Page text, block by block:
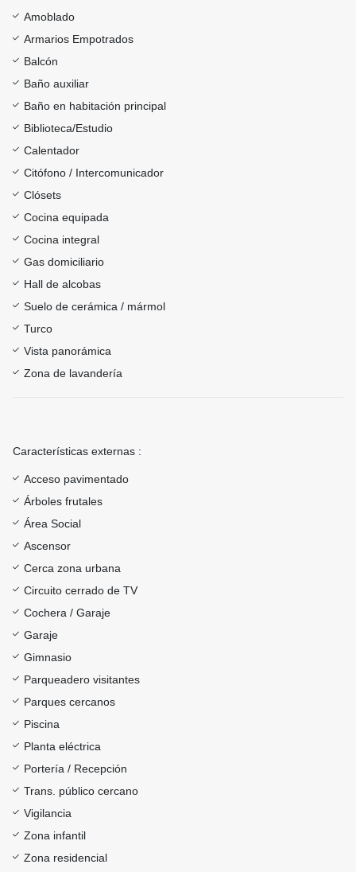
Amoblado
Armarios Empotrados
Balcón
Baño auxiliar
Baño en habitación principal
Biblioteca/Estudio
Calentador
Citófono / Intercomunicador
Clósets
Cocina equipada
Cocina integral
Gas domiciliario
Hall de alcobas
Suelo de cerámica / mármol
Turco
Vista panorámica
Zona de lavandería
Características externas :
Acceso pavimentado
Árboles frutales
Área Social
Ascensor
Cerca zona urbana
Circuito cerrado de TV
Cochera / Garaje
Garaje
Gimnasio
Parqueadero visitantes
Parques cercanos
Piscina
Planta eléctrica
Portería / Recepción
Trans. público cercano
Vigilancia
Zona infantil
Zona residencial